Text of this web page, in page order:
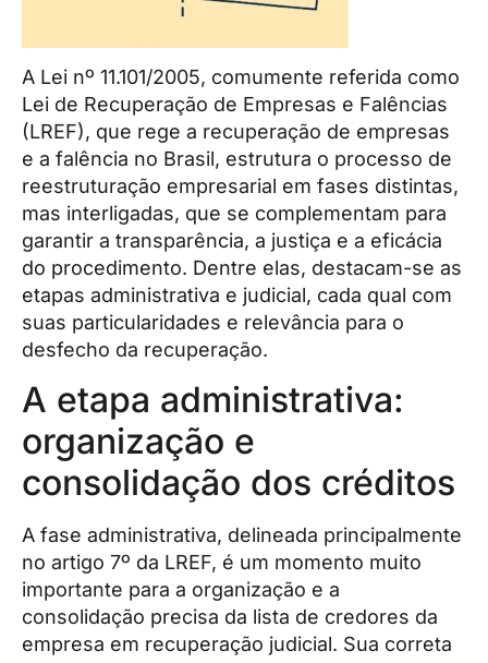
A Lei nº 11.101/2005, comumente referida como
Lei de Recuperação de Empresas e Falências
(LREF), que rege a recuperação de empresas
e a falência no Brasil, estrutura o processo de
reestruturação empresarial em fases distintas,
mas interligadas, que se complementam para
garantir a transparência, a justiça e a eficácia
do procedimento. Dentre elas, destacam-se as
etapas administrativa e judicial, cada qual com
suas particularidades e relevância para o
desfecho da recuperação.
A etapa administrativa:
organização e
consolidação dos créditos
A fase administrativa, delineada principalmente
no artigo 7º da LREF, é um momento muito
importante para a organização e a
consolidação precisa da lista de credores da
empresa em recuperação judicial. Sua correta